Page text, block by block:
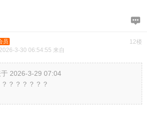
12楼
员
2026-3-30 06:54:55 来自
2026-3-29 07:04
？？？？？？